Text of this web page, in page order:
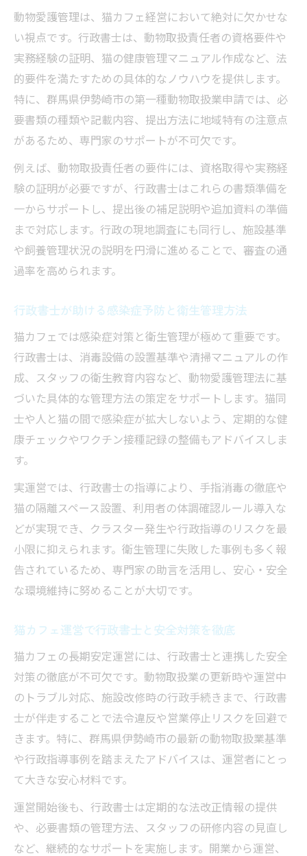
動物愛護管理は、猫カフェ経営において絶対に欠かせな
い視点です。行政書士は、動物取扱責任者の資格要件や
実務経験の証明、猫の健康管理マニュアル作成など、法
的要件を満たすための具体的なノウハウを提供します。
特に、群馬県伊勢崎市の第一種動物取扱業申請では、必
要書類の種類や記載内容、提出方法に地域特有の注意点
があるため、専門家のサポートが不可欠です。
例えば、動物取扱責任者の要件には、資格取得や実務経
験の証明が必要ですが、行政書士はこれらの書類準備を
一からサポートし、提出後の補足説明や追加資料の準備
まで対応します。行政の現地調査にも同行し、施設基準
や飼養管理状況の説明を円滑に進めることで、審査の通
過率を高められます。
行政書士が助ける感染症予防と衛生管理方法
猫カフェでは感染症対策と衛生管理が極めて重要です。
行政書士は、消毒設備の設置基準や清掃マニュアルの作
成、スタッフの衛生教育内容など、動物愛護管理法に基
づいた具体的な管理方法の策定をサポートします。猫同
士や人と猫の間で感染症が拡大しないよう、定期的な健
康チェックやワクチン接種記録の整備もアドバイスしま
す。
実運営では、行政書士の指導により、手指消毒の徹底や
猫の隔離スペース設置、利用者の体調確認ルール導入な
どが実現でき、クラスター発生や行政指導のリスクを最
小限に抑えられます。衛生管理に失敗した事例も多く報
告されているため、専門家の助言を活用し、安心・安全
な環境維持に努めることが大切です。
猫カフェ運営で行政書士と安全対策を徹底
猫カフェの長期安定運営には、行政書士と連携した安全
対策の徹底が不可欠です。動物取扱業の更新時や運営中
のトラブル対応、施設改修時の行政手続きまで、行政書
士が伴走することで法令違反や営業停止リスクを回避で
きます。特に、群馬県伊勢崎市の最新の動物取扱業基準
や行政指導事例を踏まえたアドバイスは、運営者にとっ
て大きな安心材料です。
運営開始後も、行政書士は定期的な法改正情報の提供
や、必要書類の管理方法、スタッフの研修内容の見直し
など、継続的なサポートを実施します。開業から運営、